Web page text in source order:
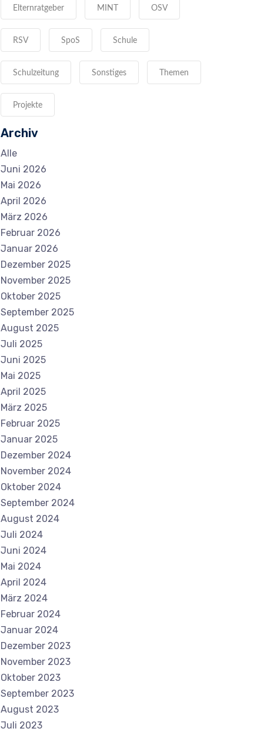
Elternratgeber MINT OSV
RSV SpoS Schule
Schulzeitung Sonstiges Themen
Projekte
Archiv
Alle
Juni 2026
Mai 2026
April 2026
März 2026
Februar 2026
Januar 2026
Dezember 2025
November 2025
Oktober 2025
September 2025
August 2025
Juli 2025
Juni 2025
Mai 2025
April 2025
März 2025
Februar 2025
Januar 2025
Dezember 2024
November 2024
Oktober 2024
September 2024
August 2024
Juli 2024
Juni 2024
Mai 2024
April 2024
März 2024
Februar 2024
Januar 2024
Dezember 2023
November 2023
Oktober 2023
September 2023
August 2023
Juli 2023